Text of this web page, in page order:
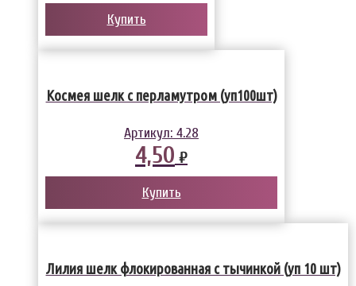
Купить
Космея шелк с перламутром (уп100шт)
Артикул: 4.28
4,50 ₽
Купить
Лилия шелк флокированная с тычинкой (уп 10 шт)